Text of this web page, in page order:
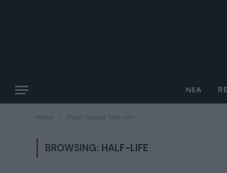
ΝΈΑ
Home Posts Tagged "Half-Life"
BROWSING: HALF-LIFE